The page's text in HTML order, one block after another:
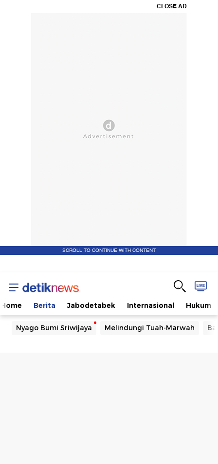
CLOSE AD
SCROLL TO CONTINUE WITH CONTENT
Home Berita Jabodetabek Internasional Hukum
Nyago Bumi Sriwijaya Melindungi Tuah-Marwah